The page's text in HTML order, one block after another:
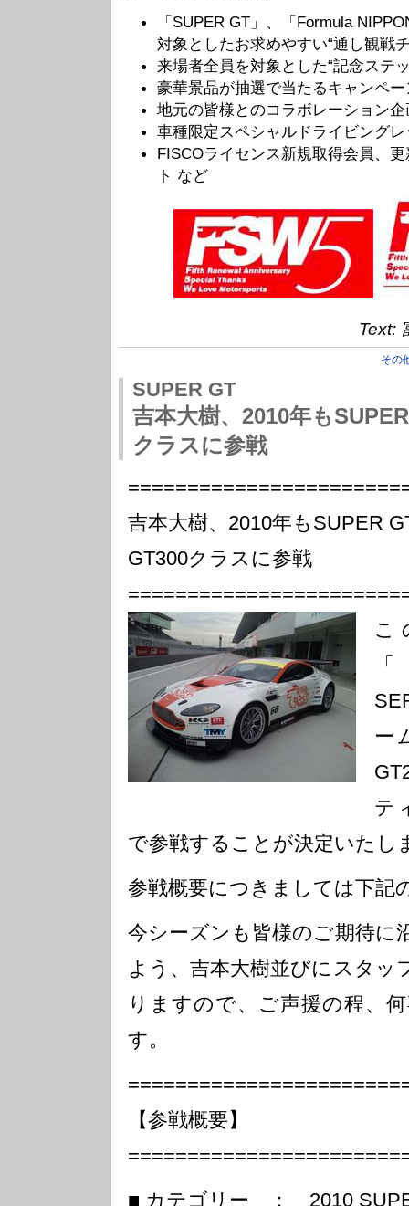
「SUPER GT」、「Formula
対象としたお求めやすい“通し観戦
来場者全員を対象とした“記念ステ
豪華景品が抽選で当たるキャンペ
地元の皆様とのコラボレーション企
車種限定スペシャルドライビング
FISCOライセンス新規取得会員、
ト など
Text:
その
SUPER GT
吉本大樹、2010年も
クラスに参戦
吉本大樹、2010年もSUPER
GT300クラスに参戦
こ
ー
テ
で参戦することが決定いたし
参戦概要につきましては下記
今シーズンも皆様のご期待に
よう、吉本大樹並びにスタッ
りますので、ご声援の程、
す。
【参戦概要】
■ カテゴリー ： 2010